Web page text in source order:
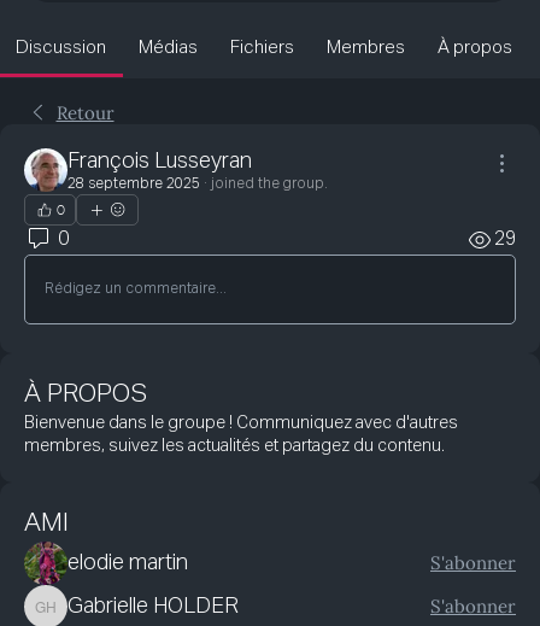
Discussion Médias Fichiers Membres À propos
Retour
François Lusseyran
28 septembre 2025 · joined the group.
0
0 29
Rédigez un commentaire...
À PROPOS
Bienvenue dans le groupe ! Communiquez avec d'autres
membres, suivez les actualités et partagez du contenu.
AMI
elodie martin S'abonner
Gabrielle HOLDER
Gabrielle HOLDER S'abonner